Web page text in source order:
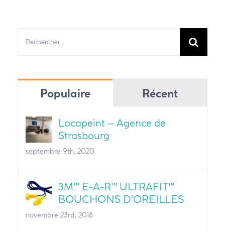
Populaire Récent
Locapeint – Agence de
Strasbourg
septembre 9th, 2020
3M™ E-A-R™ ULTRAFIT™
BOUCHONS D’OREILLES
novembre 23rd, 2018